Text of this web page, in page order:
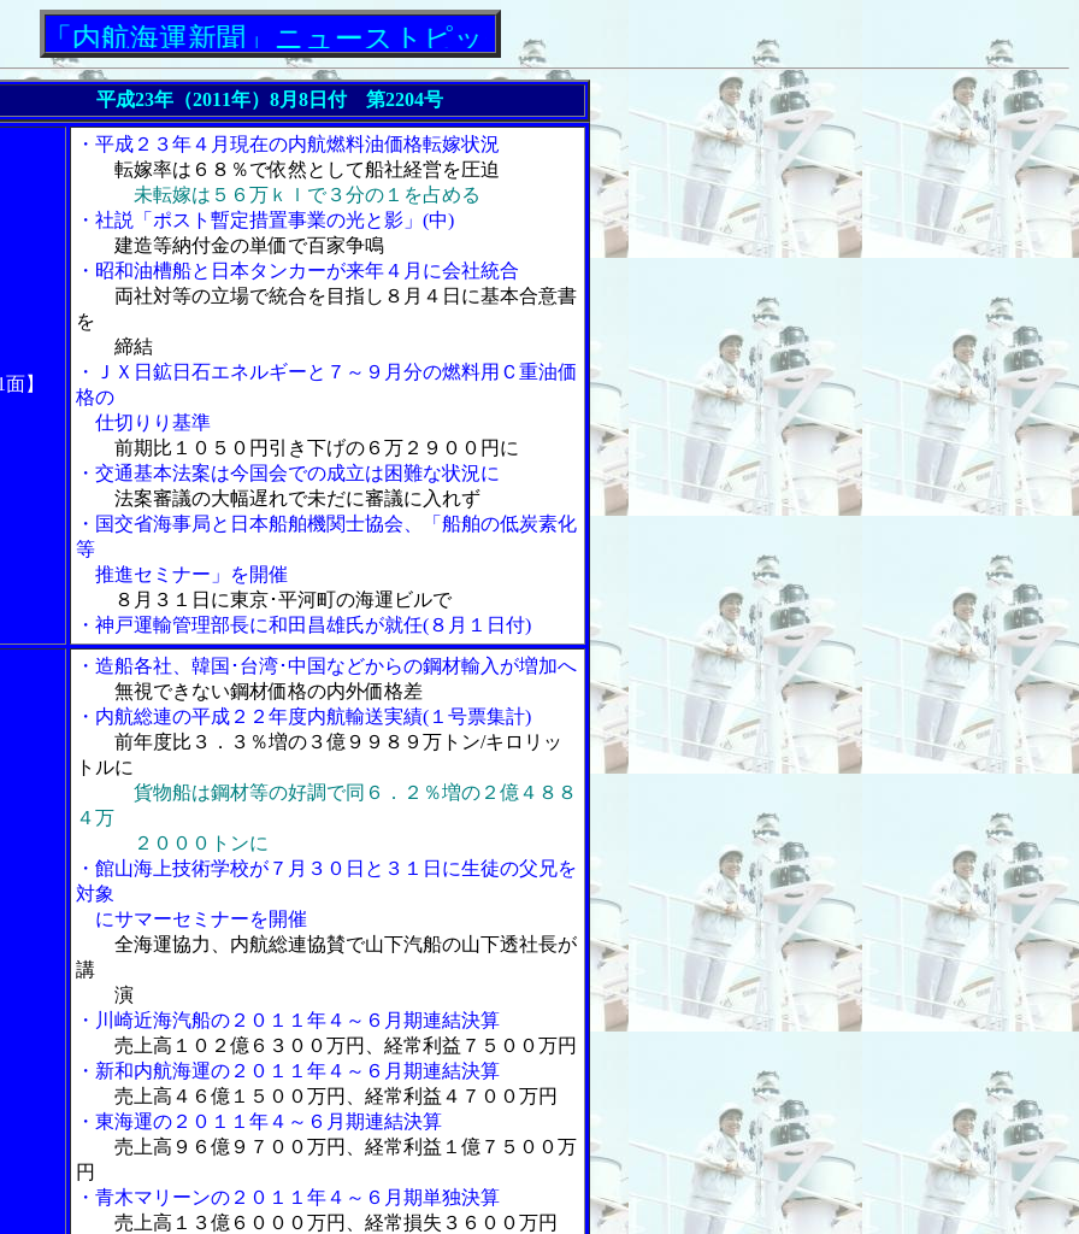
海運新聞」ニューストピックス
平成23年（2011年）8月8日付 第2204号
】
・平成２３年４月現在の内航燃料油価格転嫁状況
転嫁率は６８％で依然として船社経営を圧迫
未転嫁は５６万ｋｌで３分の１を占める
・社説「ポスト暫定措置事業の光と影」(中)
建造等納付金の単価で百家争鳴
・昭和油槽船と日本タンカーが来年４月に会社統合
両社対等の立場で統合を目指し８月４日に基本合意書
を
締結
・ＪＸ日鉱日石エネルギーと７～９月分の燃料用Ｃ重油価
格の
仕切りり基準
前期比１０５０円引き下げの６万２９００円に
・交通基本法案は今国会での成立は困難な状況に
法案審議の大幅遅れで未だに審議に入れず
・国交省海事局と日本船舶機関士協会、「船舶の低炭素化
等
推進セミナー」を開催
８月３１日に東京･平河町の海運ビルで
・神戸運輸管理部長に和田昌雄氏が就任(８月１日付)
・造船各社、韓国･台湾･中国などからの鋼材輸入が増加へ
無視できない鋼材価格の内外価格差
・内航総連の平成２２年度内航輸送実績(１号票集計)
前年度比３．３％増の３億９９８９万トン/キロリッ
トルに
貨物船は鋼材等の好調で同６．２％増の２億４８８
４万
２０００トンに
・館山海上技術学校が７月３０日と３１日に生徒の父兄を
対象
にサマーセミナーを開催
全海運協力、内航総連協賛で山下汽船の山下透社長が
講
演
・川崎近海汽船の２０１１年４～６月期連結決算
売上高１０２億６３００万円、経常利益７５００万円
・新和内航海運の２０１１年４～６月期連結決算
売上高４６億１５００万円、経常利益４７００万円
・東海運の２０１１年４～６月期連結決算
売上高９６億９７００万円、経常利益１億７５００万
円
・青木マリーンの２０１１年４～６月期単独決算
売上高１３億６０００万円、経常損失３６００万円